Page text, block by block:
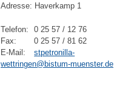
Adresse: Haverkamp 1
Telefon:
0 25 57 / 12 76
Fax:
0 25 57 / 81 62
E-Mail:
stpetronilla-
wettringen@bistum-muenster.de